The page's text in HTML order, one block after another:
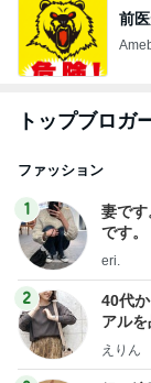
前
トップブロガ
ファッション
1
妻で
です。
eri.
2
40代
アル
ファ
えりん